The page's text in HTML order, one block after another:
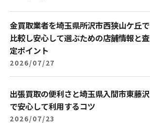
金買取業者を埼玉県所沢市西狭山ケ丘で
比較し安心して選ぶための店舗情報と査
定ポイント
2026/07/27
出張買取の便利さと埼玉県入間市東藤沢
で安心して利用するコツ
2026/07/23